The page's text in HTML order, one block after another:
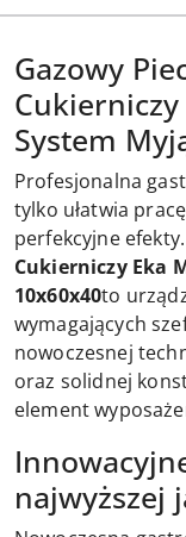
Gazowy
System
Profesjonalna
tylko ułatwia
perfekcyjne efekty.
Cukierniczy Eka
10x60x40to
wymagających
nowoczesnej
oraz solidnej
element
najwyższej